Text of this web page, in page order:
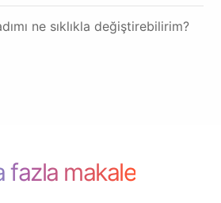
ne sıklıkla değiştirebilirim?
fazla makale